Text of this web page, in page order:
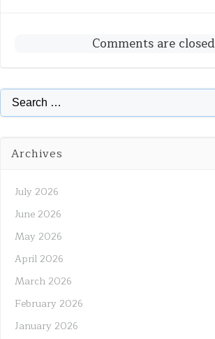
navigationComments are closed
Search
for:
Archives
July 2026
June 2026
May 2026
April 2026
March 2026
February 2026
January 2026